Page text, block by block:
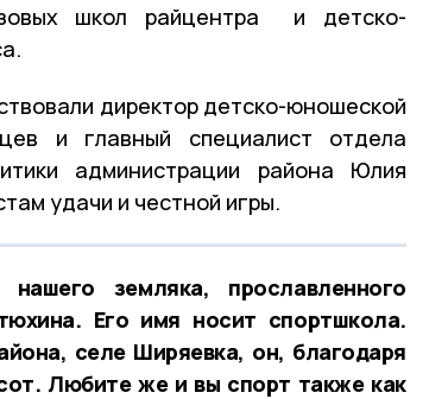
школ райцентра и детско-
директор детско-юношеской
и главный специалист отдела
администрации района Юлия
удачи и честной игры.
земляка, прославленного
Его имя носит спортшкола.
селе Ширяевка, он, благодаря
Любите же и вы спорт также как